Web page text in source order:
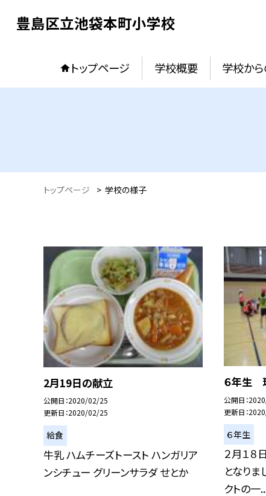
豊島区立池袋本町小学校
トップページ 学校概要 学校から
トップページ > 学校の様子
2月19日の献立
公開日 2020/02/25
更新日 2020/02/25
給食
牛乳 ハムチーズトースト ハンガリア
ンシチュー グリーンサラダ せとか
６年生
公開日
更新日
６年生
２月１８
となりま
クトの一